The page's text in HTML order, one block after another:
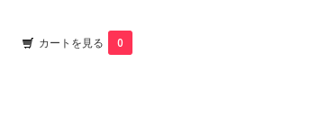
カートを見る 0